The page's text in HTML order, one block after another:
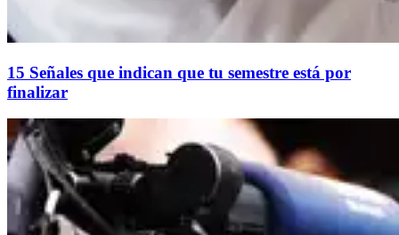
15 Señales que indican que tu semestre está por
finalizar